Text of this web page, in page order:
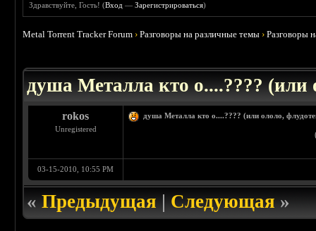
Здравствуйте, Гость! (Вход —Зарегистрироваться)
Metal Torrent Tracker Forum ›Разговоры на различные темы ›Разговоры
душа Металла кто о....???? (или
rokos
Unregistered
душа Металла кто о....???? (или ололо,
03-15-2010, 10:55 PM
«Предыдущая|Следующая»